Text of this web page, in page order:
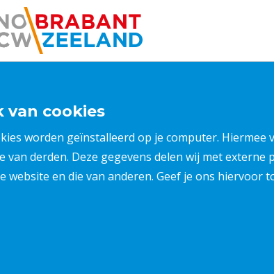
van cookies
worden geïnstalleerd op je computer. Hiermee
derden. Deze gegevens delen wij met externe
en die van anderen. Geef je ons hiervoor